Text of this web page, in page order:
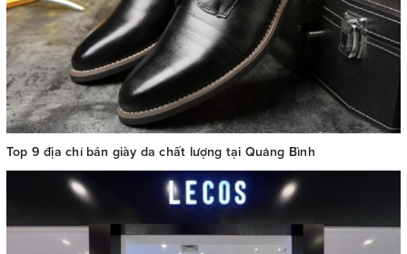
Top 9 địa chỉ bán giày da chất lượng tại Quảng Bình